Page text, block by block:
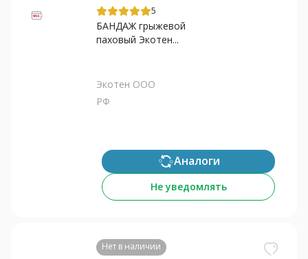
5
БАНДАЖ грыжевой
паховый Экотен...
Экотен ООО
РФ
Аналоги
Не уведомлять
Нет в наличии